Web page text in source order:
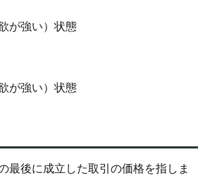
が強い）状態
が強い）状態
最後に成立した取引の価格を指しま